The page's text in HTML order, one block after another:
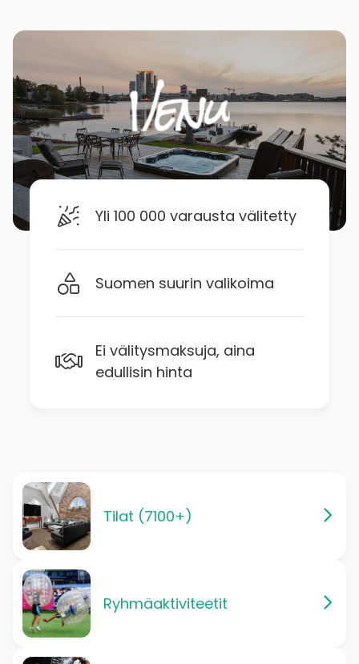
Yli 100 000 varausta välitetty
Suomen suurin valikoima
Ei välitysmaksuja, aina
edullisin hinta
Tilat (7100+)
Ryhmäaktiviteetit